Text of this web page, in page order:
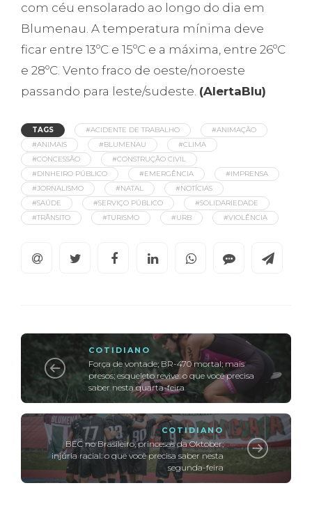
com céu ensolarado ao longo do dia em
Blumenau. A temperatura mínima deve
ficar entre 13ºC e 15ºC e a máxima, entre 26ºC
e 28ºC. Vento fraco de oeste/noroeste
passando para leste/sudeste. (AlertaBlu)
TAGS #ACIDENTE DE TRABALHO
#ANIMAÇÃO
#ANIMAIS
#BLUMENAU
#CLIMA
#CONCESSÃO
#CONSTRUÇÃO CIVIL
#DINHEIRO PÚBLICO
#EMERGÊNCIA
#IMPRENSA
#JORNALISMO
#NATAL
#NOTÍCIAS
#SAÚDE
#SERVIÇO PÚBLICO
#SOLIDARIEDADE
#TRÂNSITO
#TURISMO #URB #VIOLÊNCIA
COTIDIANO
Força de vontade; BR-470 mortal; mais
presos; esqueleto revive: o que você precisa
saber nesta quarta-feira
COTIDIANO
BEC no Brasileiro; princesas da Oktober;
injúria racial: o que você precisa saber nesta
segunda-feira